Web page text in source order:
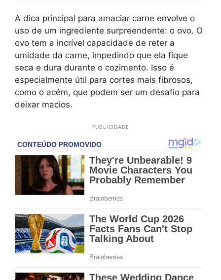
A dica principal para amaciar carne envolve o
uso de um ingrediente surpreendente: o ovo. O
ovo tem a incrível capacidade de reter a
umidade da carne, impedindo que ela fique
seca e dura durante o cozimento. Isso é
especialmente útil para cortes mais fibrosos,
como o acém, que podem ser um desafio para
deixar macios.
PUBLICIDADE